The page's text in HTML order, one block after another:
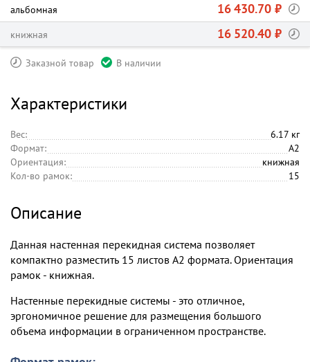
альбомная 16 430.70 ₽
книжная 16 520.40 ₽
Заказной товар В наличии
Характеристики
Вес:
6.17 кг
Формат:
А2
Ориентация:
книжная
Кол-во рамок:
15
Описание
Данная настенная перекидная система позволяет
компактно разместить 15 листов А2 формата. Ориентация
рамок - книжная.
Настенные перекидные системы - это отличное,
эргономичное решение для размещения большого
объема информации в ограниченном пространстве.